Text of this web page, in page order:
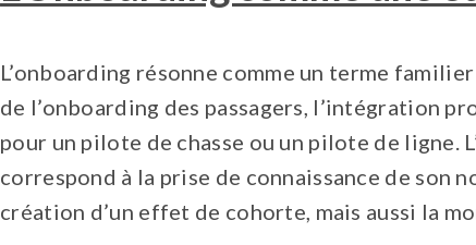
L’onboarding résonne comme un terme
de l’onboarding des passagers, l’intégration
pour un pilote de chasse ou un pilote de ligne.
correspond à la prise de connaissance de son
création d’un effet de cohorte, mais aussi la